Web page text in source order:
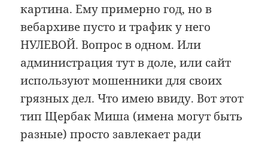
картина. Ему примерно год, но в
вебархиве пусто и трафик у него
НУЛЕВОЙ. Вопрос в одном. Или
администрация тут в доле, или сайт
используют мошенники для своих
грязных дел. Что имею ввиду. Вот этот
тип Щербак Миша (имена могут быть
разные) просто завлекает ради